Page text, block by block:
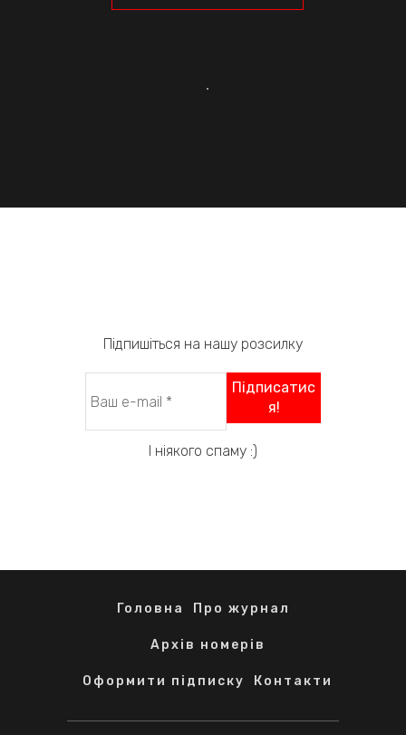
Підпишіться на нашу розсилку
І ніякого спаму :)
Головна Про журнал
Архів номерів
Оформити підписку Контакти